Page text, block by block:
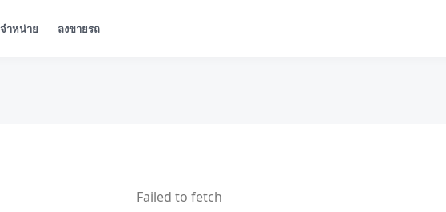
ำหน่าย ลงขายรถ
Failed to fetch